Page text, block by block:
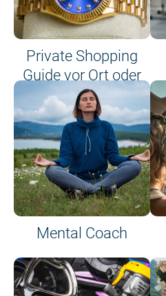
Private Shopping
Guide vor Ort oder
an Bord
Mental Coach